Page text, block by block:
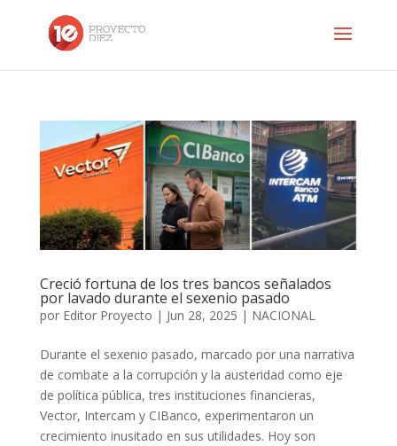
Creció fortuna de los tres bancos señalados
por lavado durante el sexenio pasado
por Editor Proyecto | Jun 28, 2025 | NACIONAL
Durante el sexenio pasado, marcado por una narrativa
de combate a la corrupción y la austeridad como eje
de política pública, tres instituciones financieras,
Vector, Intercam y CIBanco, experimentaron un
crecimiento inusitado en sus utilidades. Hoy son